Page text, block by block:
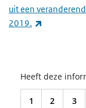
uit een
2019.
Heeft deze
1 2 3